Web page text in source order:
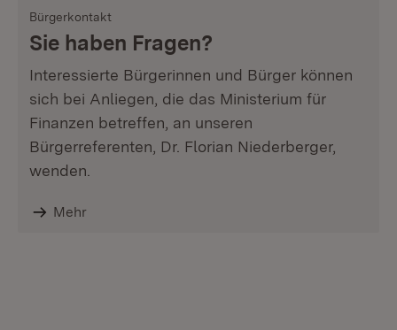
Bürgerkontakt
Sie haben Fragen?
Interessierte Bürgerinnen und Bürger können
sich bei Anliegen, die das Ministerium für
Finanzen betreffen, an unseren
Bürgerreferenten, Dr. Florian Niederberger,
wenden.
Mehr